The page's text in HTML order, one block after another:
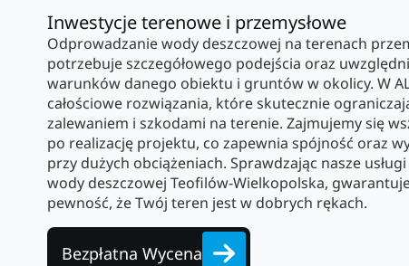
Inwestycje terenowe i przemysłowe
Odprowadzanie wody deszczowej na terenach
potrzebuje szczegółowego podejścia oraz
warunków danego obiektu i gruntów w okolicy. W
całościowe rozwiązania, które skutecznie
zalewaniem i szkodami na terenie. Zajmujemy się
po realizację projektu, co zapewnia spójność oraz
przy dużych obciążeniach. Sprawdzając nasze
wody deszczowej Teofilów-Wielkopolska,
pewność, że Twój teren jest w dobrych rękach.
Bezpłatna Wycena